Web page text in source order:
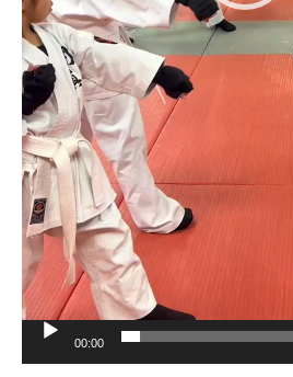
00:00